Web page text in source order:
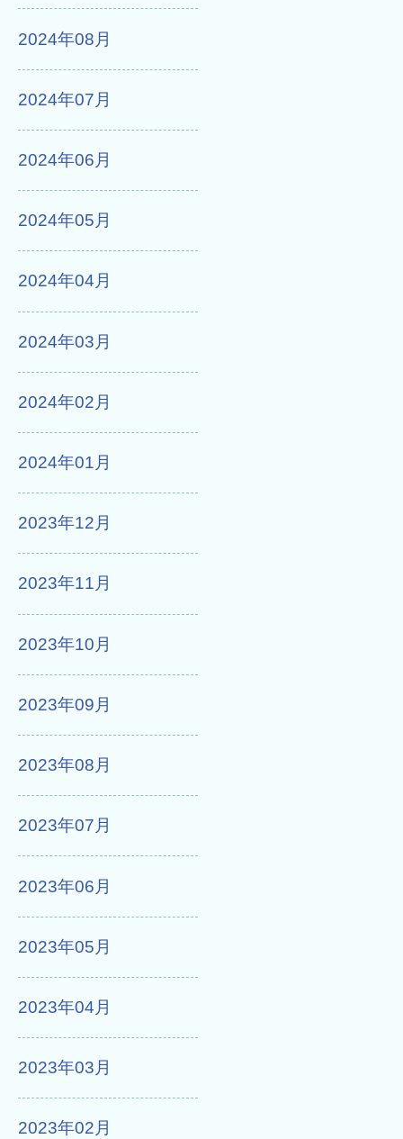
2024年08月
2024年07月
2024年06月
2024年05月
2024年04月
2024年03月
2024年02月
2024年01月
2023年12月
2023年11月
2023年10月
2023年09月
2023年08月
2023年07月
2023年06月
2023年05月
2023年04月
2023年03月
2023年02月